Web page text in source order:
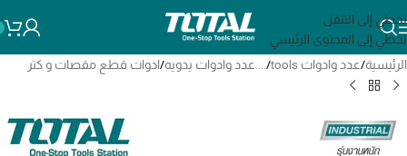
تخطي إلى التنقل
تخطي إلى المحتوى الرئيسي
الرئيسية/عدد وادوات tools / ....عدد وادوات يدويه/ادوات قطع مقصات و كتر